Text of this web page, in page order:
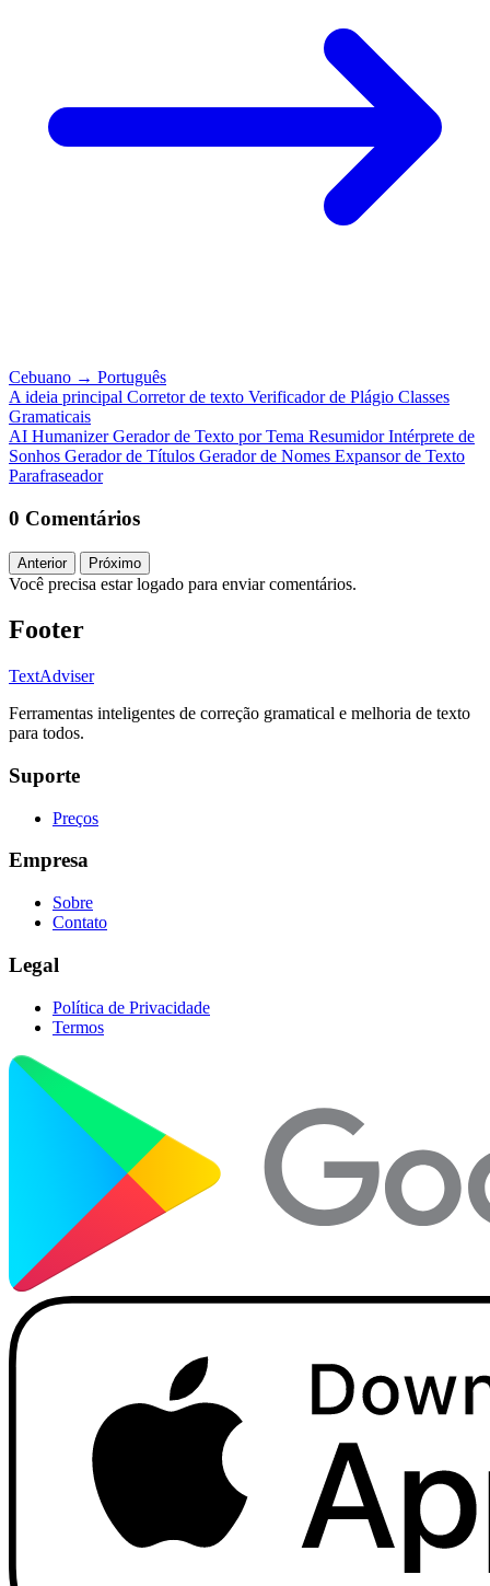
Cebuano → Português
A ideia principal Corretor de texto Verificador de Plágio Classes
Gramaticais
AI HumanizerGerador de Texto por Tema ResumidorIntérprete de
Sonhos Gerador de Títulos Gerador de Nomes Expansor de Texto
Parafraseador
0 Comentários
Anterior Próximo
Você precisa estar logado para enviar comentários.
Footer
TextAdviser
Ferramentas inteligentes de correção gramatical e melhoria de texto
para todos.
Suporte
Preços
Empresa
Sobre
Contato
Legal
Política de Privacidade
Termos